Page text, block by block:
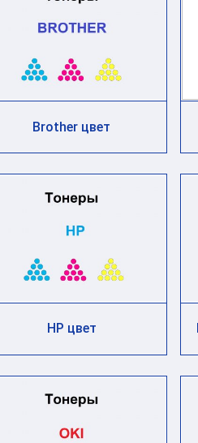
Brother цвет
HP цвет